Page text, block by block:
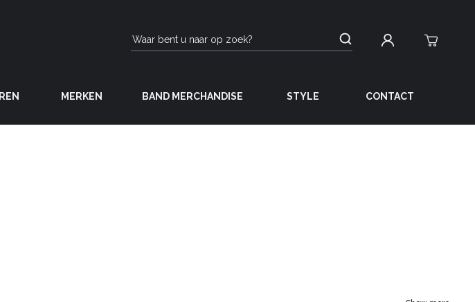
MERKEN BAND MERCHANDISE STYLE CONTACT